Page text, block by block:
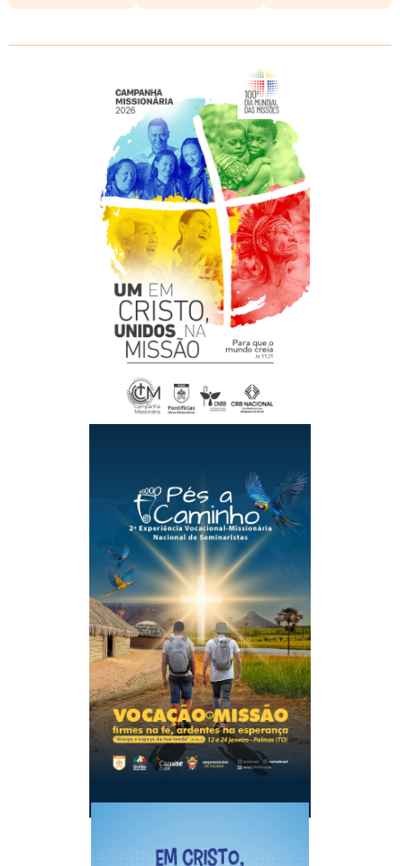
CM 2026
Com o tema “Um em Cristo, unidos na missão” e o lema
“Para que o mundo creia” (Jo 17,21), que recorda-nos que
no centro da ação evangelizadora está o mistério da
nossa união com Cristo. Convida-nos primeiramente a
ter corações reconciliados e desejosos de comunhão,
para que possamos levar a luz do Evangelho a todas as
realidades do mundo.
Veja mais
Pés a Caminho
A ação missionária Pés a Caminho - 2ª Experiência
Vocacional Missionária Nacional de Seminaristas - será
realizada de 12 a 24 de janeiro de 2026, no território do
Regional Norte 3
Veja mais